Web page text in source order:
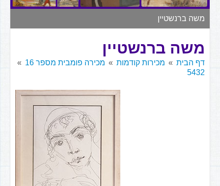
משה ברנשטיין
משה ברנשטיין
דף הבית מכירות קודמות
מכירה פומבית מספר 16
5432